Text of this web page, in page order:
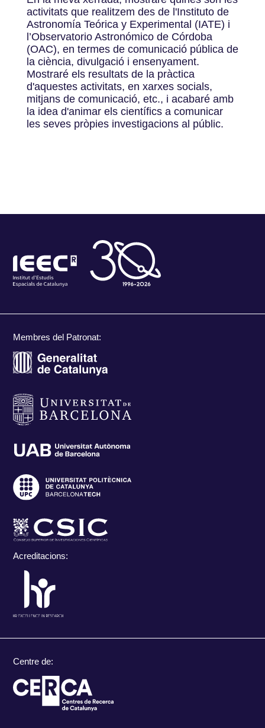
activitats que realitzem des de l'Instituto de
Astronomía Teórica y Experimental (IATE) i
l’Observatorio Astronómico de Córdoba
(OAC), en termes de comunicació pública de
la ciència, divulgació i ensenyament.
Mostraré els resultats de la pràctica
d'aquestes activitats, en xarxes socials,
mitjans de comunicació, etc., i acabaré amb
la idea d'animar els científics a comunicar
les seves pròpies investigacions al públic.
Membres del Patronat:
Acreditacions:
Centre de: